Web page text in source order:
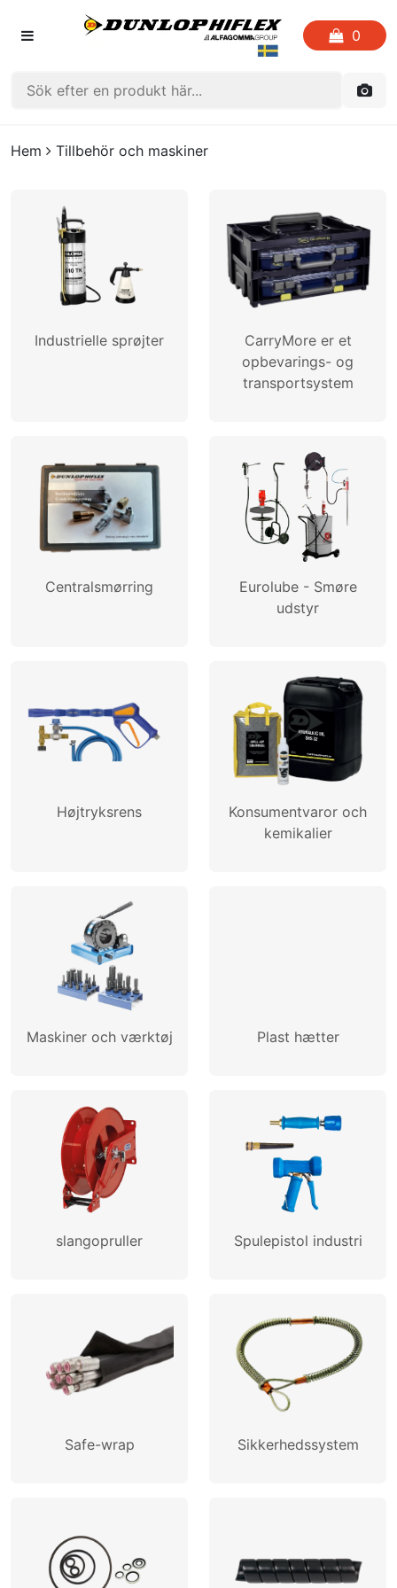
0
HEM
KATALOGER
CRIMP
Hem Tillbehör och maskiner
Industrielle sprøjter
CarryMore er et
opbevarings- og
transportsystem
Centralsmørring
Eurolube - Smøre
udstyr
Højtryksrens
Konsumentvaror och
kemikalier
Maskiner och værktøj Plast hætter
slangopruller Spulepistol industri
Safe-wrap Sikkerhedssystem